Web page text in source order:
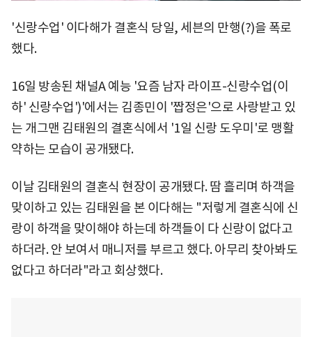
'신랑수업' 이다해가 결혼식 당일, 세븐의 만행(?)을 폭로
했다.
16일 방송된 채널A 예능 '요즘 남자 라이프-신랑수업(이
하' 신랑수업')'에서는 김종민이 '짭정은'으로 사랑받고 있
는 개그맨 김태원의 결혼식에서 '1일 신랑 도우미'로 맹활
약하는 모습이 공개됐다.
이날 김태원의 결혼식 현장이 공개됐다. 땀 흘리며 하객을
맞이하고 있는 김태원을 본 이다해는 "저렇게 결혼식에 신
랑이 하객을 맞이해야 하는데 하객들이 다 신랑이 없다고
하더라. 안 보여서 매니저를 부르고 했다. 아무리 찾아봐도
없다고 하더라"라고 회상했다.